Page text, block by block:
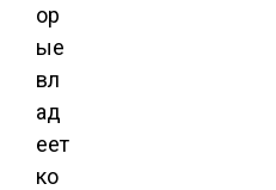
ор
ые
вл
ад
еет
ко